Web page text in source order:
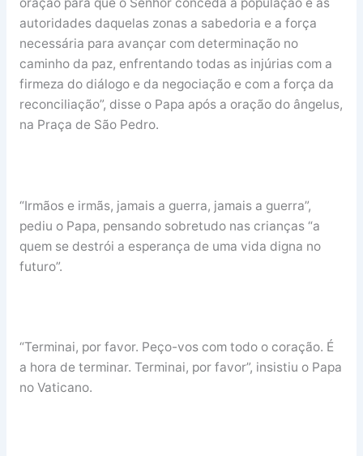
autoridades daquelas zonas a sabedoria e a força
necessária para avançar com determinação no
caminho da paz, enfrentando todas as injúrias com a
firmeza do diálogo e da negociação e com a força da
reconciliação”, disse o Papa após a oração do ângelus,
na Praça de São Pedro.
“Irmãos e irmãs, jamais a guerra, jamais a guerra”,
pediu o Papa, pensando sobretudo nas crianças “a
quem se destrói a esperança de uma vida digna no
futuro”.
“Terminai, por favor. Peço-vos com todo o coração. É
a hora de terminar. Terminai, por favor”, insistiu o Papa
no Vaticano.